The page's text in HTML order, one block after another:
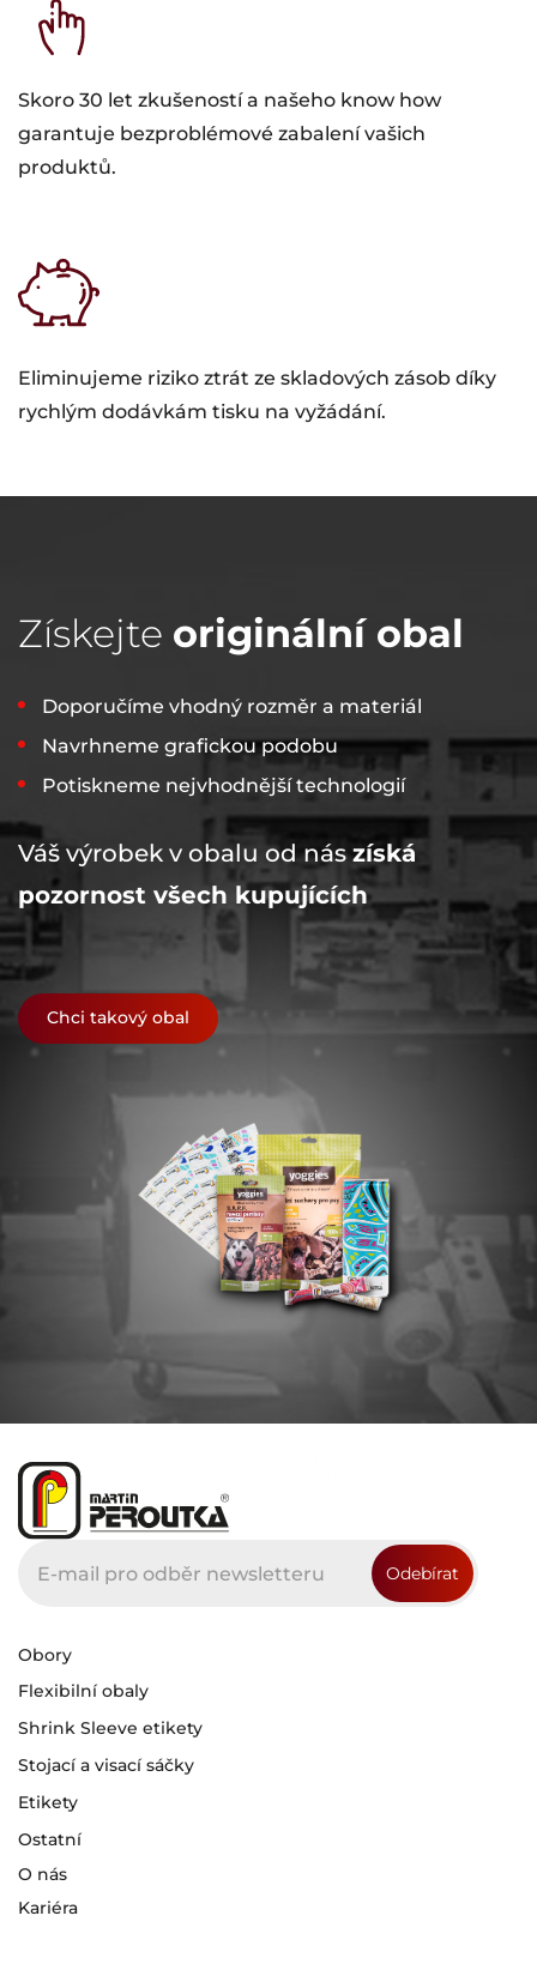
Skoro 30 let zkušeností a našeho know how
garantuje bezproblémové zabalení vašich
produktů.
Eliminujeme riziko ztrát ze skladových zásob díky
rychlým dodávkám tisku na vyžádání.
Získejte originální obal
Doporučíme vhodný rozměr a materiál
Navrhneme grafickou podobu
Potiskneme nejvhodnější technologií
Váš výrobek v obalu od nás získá
pozornost všech kupujících
Chci takový obal
Obory
Flexibilní obaly
Shrink Sleeve etikety
Stojací a visací sáčky
Etikety
Ostatní
O nás
Kariéra